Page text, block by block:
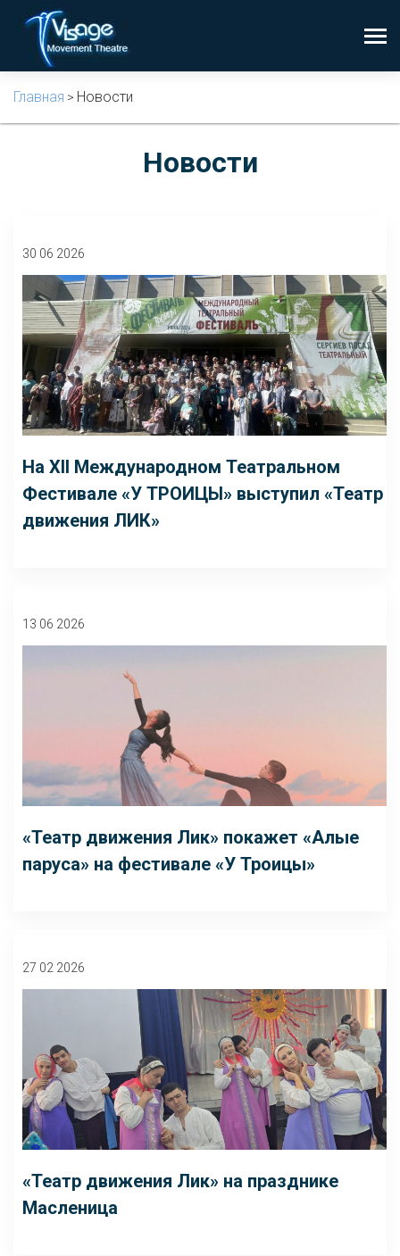
Главная > Новости
Новости
30 06 2026
На XII Международном Театральном
Фестивале «У ТРОИЦЫ» выступил «Театр
движения ЛИК»
13 06 2026
«Театр движения Лик» покажет «Алые
паруса» на фестивале «У Троицы»
27 02 2026
«Театр движения Лик» на празднике
Масленица